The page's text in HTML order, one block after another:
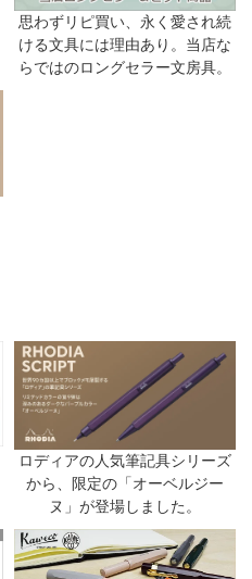
思わずリピ買い、永く愛され続
ける文具には理由あり。当店な
らではのロングセラー文房具。
ロディアの人気筆記具シリーズ
から、限定の「オーベルジー
ヌ」が登場しました。